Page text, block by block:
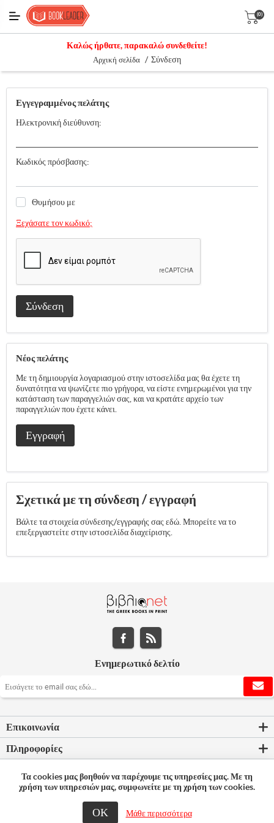
(0)
Καλώς ήρθατε, παρακαλώ συνδεθείτε!
Αρχική σελίδα / Σύνδεση
Εγγεγραμμένος πελάτης
Ηλεκτρονική διεύθυνση:
Κωδικός πρόσβασης:
Θυμήσου με
Ξεχάσατε τον κωδικό;
Σύνδεση
Νέος πελάτης
Με τη δημιουργία λογαριασμού στην ιστοσελίδα μας θα έχετε τη
δυνατότητα να ψωνίζετε πιο γρήγορα, να είστε ενημερωμένοι για την
κατάσταση των παραγγελιών σας, και να κρατάτε αρχείο των
παραγγελιών που έχετε κάνει.
Εγγραφή
Σχετικά με τη σύνδεση / εγγραφή
Βάλτε τα στοιχεία σύνδεσης/εγγραφής σας εδώ. Μπορείτε να το
επεξεργαστείτε στην ιστοσελίδα διαχείρισης.
Ενημερωτικό δελτίο
Επικοινωνία
Πληροφορίες
Ο λογαριασμός μου
© 2026 Bookleader
Τα cookies μας βοηθούν να παρέχουμε τις υπηρεσίες μας. Με τη
χρήση των υπηρεσιών μας, συμφωνείτε με τη χρήση των cookies.
ΟΚ Μάθε περισσότερα